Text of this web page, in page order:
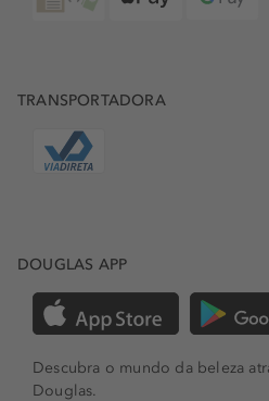
TRANSPORTADORA
DOUGLAS APP
Descubra o mundo da beleza
Douglas.